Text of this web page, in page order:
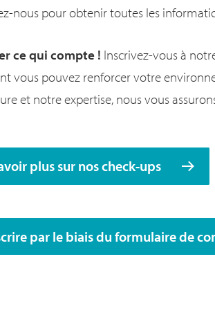
nous pour obtenir toutes les
ce qui compte ! Inscrivez-vous à
vous pouvez renforcer votre
et notre expertise, nous vous
plus sur nos check-ups
par le biais du formulaire de